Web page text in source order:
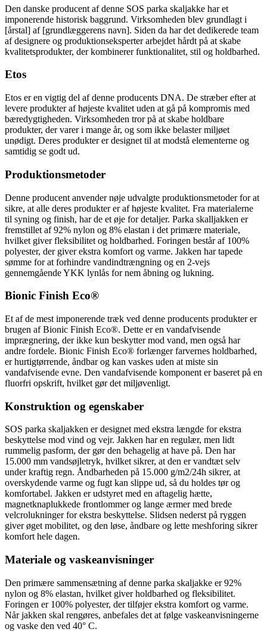
Den danske producent af denne SOS parka skaljakke har et
imponerende historisk baggrund. Virksomheden blev grundlagt i
[årstal] af [grundlæggerens navn]. Siden da har det dedikerede team
af designere og produktionseksperter arbejdet hårdt på at skabe
kvalitetsprodukter, der kombinerer funktionalitet, stil og holdbarhed.
Etos
Etos er en vigtig del af denne producents DNA. De stræber efter at
levere produkter af højeste kvalitet uden at gå på kompromis med
bæredygtigheden. Virksomheden tror på at skabe holdbare
produkter, der varer i mange år, og som ikke belaster miljøet
unødigt. Deres produkter er designet til at modstå elementerne og
samtidig se godt ud.
Produktionsmetoder
Denne producent anvender nøje udvalgte produktionsmetoder for at
sikre, at alle deres produkter er af højeste kvalitet. Fra materialerne
til syning og finish, har de et øje for detaljer. Parka skalljakken er
fremstillet af 92% nylon og 8% elastan i det primære materiale,
hvilket giver fleksibilitet og holdbarhed. Foringen består af 100%
polyester, der giver ekstra komfort og varme. Jakken har tapede
sømme for at forhindre vandindtrængning og en 2-vejs
gennemgående YKK lynlås for nem åbning og lukning.
Bionic Finish Eco®
Et af de mest imponerende træk ved denne producents produkter er
brugen af Bionic Finish Eco®. Dette er en vandafvisende
imprægnering, der ikke kun beskytter mod vand, men også har
andre fordele. Bionic Finish Eco® forlænger farvernes holdbarhed,
er hurtigtørrende, åndbar og kan vaskes uden at miste sin
vandafvisende evne. Den vandafvisende komponent er baseret på en
fluorfri opskrift, hvilket gør det miljøvenligt.
Konstruktion og egenskaber
SOS parka skaljakken er designet med ekstra længde for ekstra
beskyttelse mod vind og vejr. Jakken har en regulær, men lidt
rummelig pasform, der gør den behagelig at have på. Den har
15.000 mm vandsøjletryk, hvilket sikrer, at den er vandtæt selv
under kraftig regn. Åndbarheden på 15.000 g/m2/24h sikrer, at
overskydende varme og fugt kan slippe ud, så du holdes tør og
komfortabel. Jakken er udstyret med en aftagelig hætte,
magnetknaplukkede frontlommer og lange ærmer med brede
velcrolukninger for ekstra beskyttelse. Slidsen nederst på ryggen
giver øget mobilitet, og den løse, åndbare og lette meshforing sikrer
komfort hele dagen.
Materiale og vaskeanvisninger
Den primære sammensætning af denne parka skaljakke er 92%
nylon og 8% elastan, hvilket giver holdbarhed og fleksibilitet.
Foringen er 100% polyester, der tilføjer ekstra komfort og varme.
Når jakken skal rengøres, anbefales det at følge vaskeanvisningerne
og vaske den ved 40° C.